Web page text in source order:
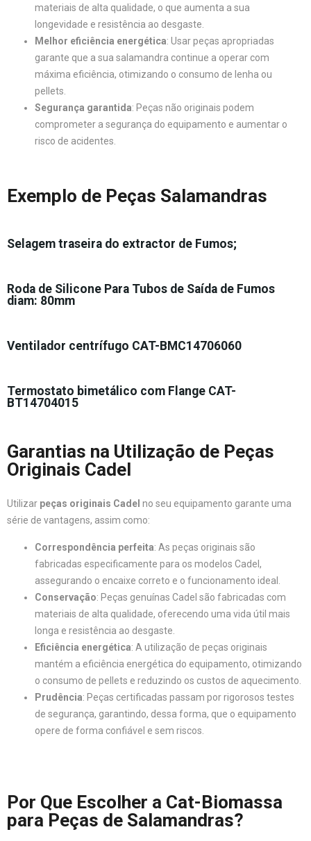
materiais de alta qualidade, o que aumenta a sua
longevidade e resistência ao desgaste.
Melhor eficiência energética: Usar peças apropriadas
garante que a sua salamandra continue a operar com
máxima eficiência, otimizando o consumo de lenha ou
pellets.
Segurança garantida: Peças não originais podem
comprometer a segurança do equipamento e aumentar o
risco de acidentes.
Exemplo de Peças Salamandras
Selagem traseira do extractor de Fumos;
Roda de Silicone Para Tubos de Saída de Fumos
diam: 80mm
Ventilador centrífugo CAT-BMC14706060
Termostato bimetálico com Flange CAT-
BT14704015
Garantias na Utilização de Peças
Originais Cadel
Utilizar peças originais Cadel no seu equipamento garante uma
série de vantagens, assim como:
Correspondência perfeita: As peças originais são
fabricadas especificamente para os modelos Cadel,
assegurando o encaixe correto e o funcionamento ideal.
Conservação: Peças genuínas Cadel são fabricadas com
materiais de alta qualidade, oferecendo uma vida útil mais
longa e resistência ao desgaste.
Eficiência energética: A utilização de peças originais
mantém a eficiência energética do equipamento, otimizando
o consumo de pellets e reduzindo os custos de aquecimento.
Prudência: Peças certificadas passam por rigorosos testes
de segurança, garantindo, dessa forma, que o equipamento
opere de forma confiável e sem riscos.
Por Que Escolher a Cat-Biomassa
para Peças de Salamandras?